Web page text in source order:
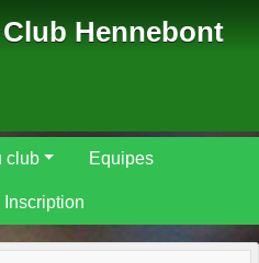
Hennebont
club Equipes
Inscription